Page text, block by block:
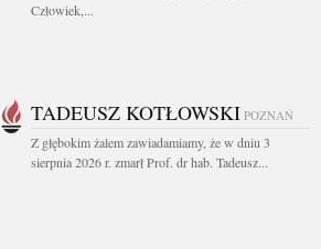
Człowiek,...
TADEUSZ KOTŁOWSKI POZNAŃ
Z głębokim żalem zawiadamiamy, że w dniu 3
sierpnia 2026 r. zmarł Prof. dr hab. Tadeusz...